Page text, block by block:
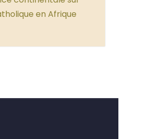
en Afrique